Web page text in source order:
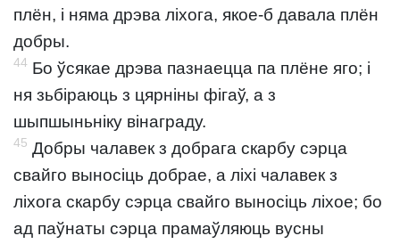
плён, і няма дрэва ліхога, якое-б давала плён
добры.
44 Бо ўсякае дрэва пазнаецца па плёне яго; і
ня зьбіраюць з цярніны фігаў, а з
шыпшыньніку вінаграду.
45 Добры чалавек з добрага скарбу сэрца
свайго выносіць добрае, а ліхі чалавек з
ліхога скарбу сэрца свайго выносіць ліхое; бо
ад паўнаты сэрца прамаўляюць вусны